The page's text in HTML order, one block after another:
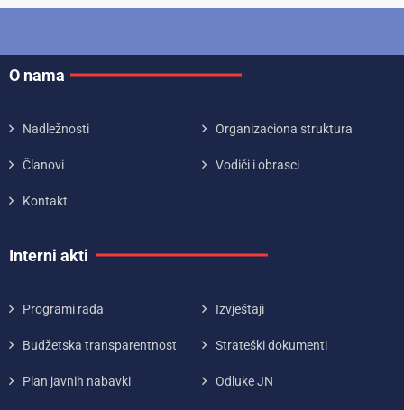
O nama
Nadležnosti Organizaciona struktura
Članovi Vodiči i obrasci
Kontakt
Interni akti
Programi rada Izvještaji
Budžetska transparentnost Strateški dokumenti
Plan javnih nabavki Odluke JN